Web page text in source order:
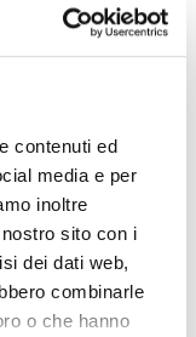
contenuti ed
media e per
inoltre
sito con i
dei dati web,
combinarle
o che hanno
głównej
organizują